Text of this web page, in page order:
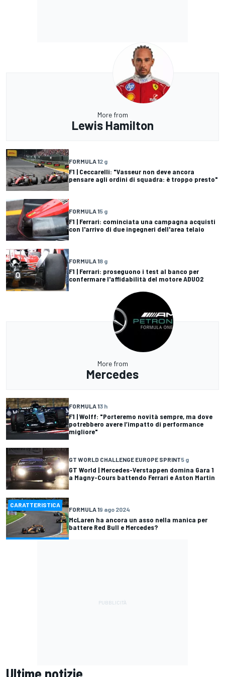
More from
Lewis Hamilton
FORMULA 12 g
F1 | Ceccarelli: "Vasseur non deve ancora
pensare agli ordini di squadra: è troppo presto"
FORMULA 15 g
F1 | Ferrari: cominciata una campagna acquisti
con l'arrivo di due ingegneri dell'area telaio
FORMULA 18 g
F1 | Ferrari: proseguono i test al banco per
confermare l'affidabilità del motore ADUO2
More from
Mercedes
FORMULA 13 h
F1 | Wolff: "Porteremo novità sempre, ma dove
potrebbero avere l’impatto di performance
migliore"
GT WORLD CHALLENGE EUROPE SPRINT5 g
GT World | Mercedes-Verstappen domina Gara 1
a Magny-Cours battendo Ferrari e Aston Martin
CARATTERISTICA
FORMULA 19 ago 2024
McLaren ha ancora un asso nella manica per
battere Red Bull e Mercedes?
Ultime notizie